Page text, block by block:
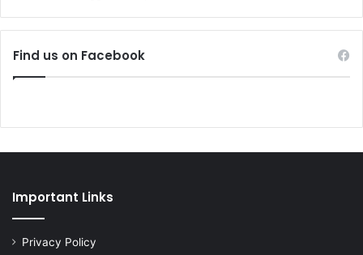
Find us on Facebook
Important Links
Privacy Policy